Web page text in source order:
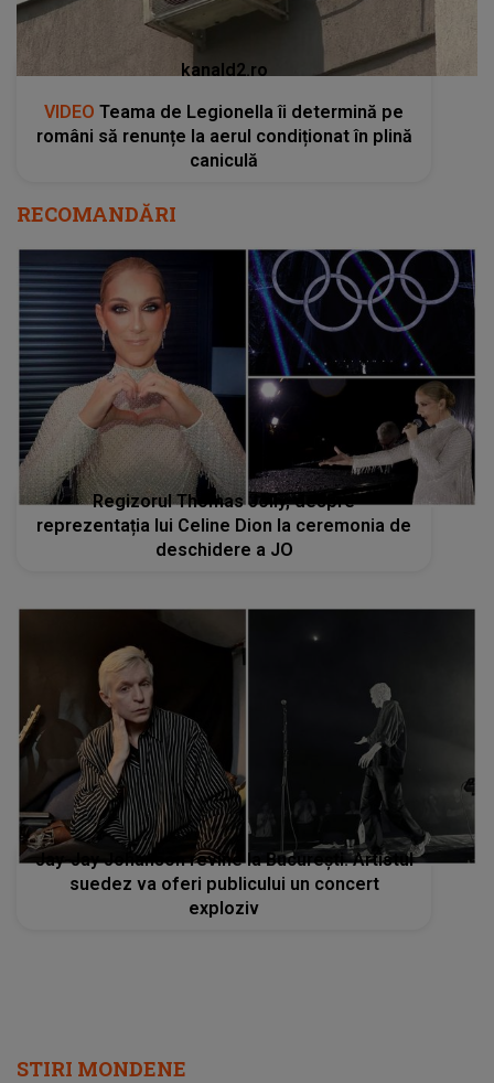
kanald2.ro
VIDEO Teama de Legionella îi determină pe
români să renunțe la aerul condiționat în plină
caniculă
RECOMANDĂRI
Regizorul Thomas Jolly, despre
reprezentația lui Celine Dion la ceremonia de
deschidere a JO
Jay-Jay Johanson revine la Bucureşti. Artistul
suedez va oferi publicului un concert
exploziv
STIRI MONDENE